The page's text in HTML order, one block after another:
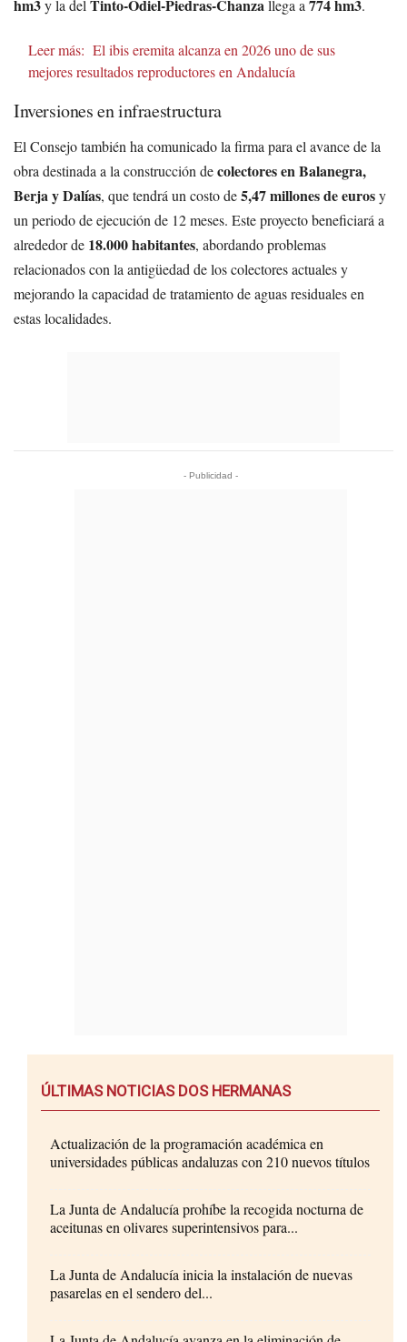
hm3y la del Tinto-Odiel-Piedras-Chanzallega a 774 hm3.
Leer más: El ibis eremita alcanza en 2026 uno de sus
mejores resultados reproductores en Andalucía
Inversiones en infraestructura
El Consejo también ha comunicado la firma para el avance de la
obra destinada a la construcción decolectores en Balanegra,
Berja y Dalías, que tendrá un costo de5,47 millones de eurosy
un periodo de ejecución de 12 meses. Este proyecto beneficiará a
alrededor de 18.000 habitantes, abordando problemas
relacionados con la antigüedad de los colectores actuales y
mejorando la capacidad de tratamiento de aguas residuales en
estas localidades.
- Publicidad -
ÚLTIMAS NOTICIAS DOS HERMANAS
Actualización de la programación académica en
universidades públicas andaluzas con 210 nuevos títulos
La Junta de Andalucía prohíbe la recogida nocturna de
aceitunas en olivares superintensivos para...
La Junta de Andalucía inicia la instalación de nuevas
pasarelas en el sendero del...